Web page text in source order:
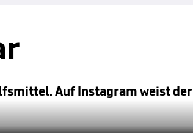
Auf Instagram weist der